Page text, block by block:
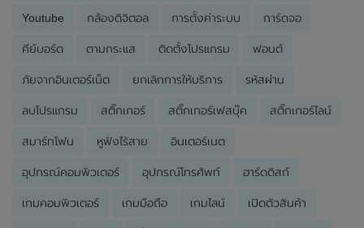
Youtube กล้องดิจิตอล การตั้งค่าระบบ การ์ดจอ
คีย์บอร์ด ตามกระแส ติดตั้งโปรแกรม ฟอนต์
ภัยจากอินเตอร์เน็ต ยกเลิกการให้บริการ รหัสผ่าน
ลบโปรแกรม สติ๊กเกอร์ สติ๊กเกอร์เฟสบุ๊ค สติ๊กเกอร์ไลน์
สมาร์ทโฟน หูฟังไร้สาย อินเตอร์เนต
อุปกรณ์คอมพิวเตอร์ อุปกรณ์โทรศัพท์ ฮาร์ดดิสก์
เกมคอมพิวเตอร์ เกมมือถือ เกมไลน์ เปิดตัวสินค้า